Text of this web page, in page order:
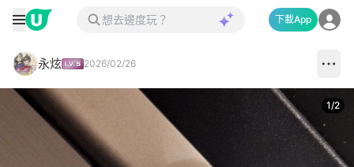
下載App
永炫 2026/02/26
1/2